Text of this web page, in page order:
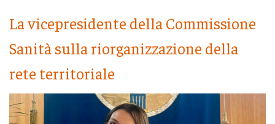
La vicepresidente della Commissione
Sanità sulla riorganizzazione della
rete territoriale